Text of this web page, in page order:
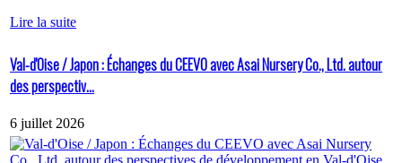
Lire la suite
Val-d'Oise / Japon : Échanges du CEEVO avec Asai Nursery Co., Ltd. autour
des perspectiv...
6 juillet 2026